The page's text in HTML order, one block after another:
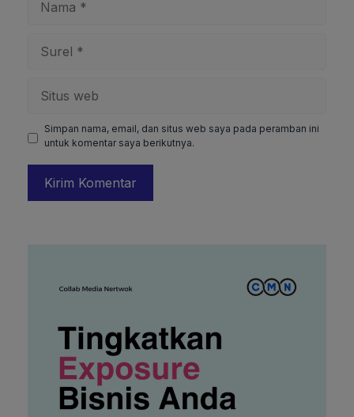
web
Simpan nama, email, dan situs web saya pada peramban ini
untuk komentar saya berikutnya.